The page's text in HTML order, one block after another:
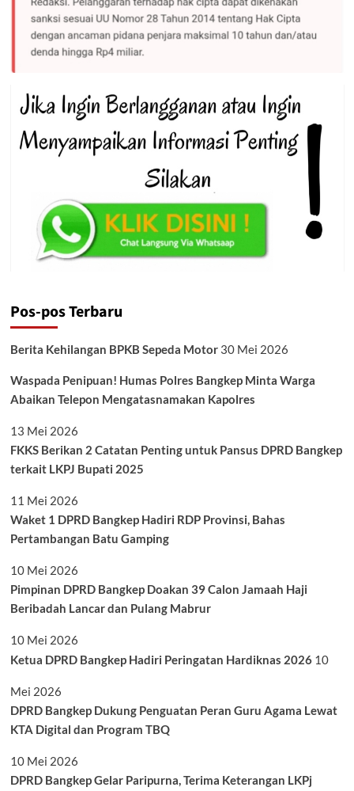
Berkas
Kasus
ke
Tahap
Pos-pos Terbaru
Berita Kehilangan BPKB Sepeda Motor 30 Mei 2026
Waspada Penipuan! Humas Polres Bangkep Minta Warga
Abaikan Telepon Mengatasnamakan Kapolres
13 Mei 2026
FKKS Berikan 2 Catatan Penting untuk Pansus DPRD Bangkep
terkait LKPJ Bupati 2025
11 Mei 2026
Waket 1 DPRD Bangkep Hadiri RDP Provinsi, Bahas
Pertambangan Batu Gamping
10 Mei 2026
Pimpinan DPRD Bangkep Doakan 39 Calon Jamaah Haji
Beribadah Lancar dan Pulang Mabrur
10 Mei 2026
Ketua DPRD Bangkep Hadiri Peringatan Hardiknas 2026 10
Mei 2026
DPRD Bangkep Dukung Penguatan Peran Guru Agama Lewat
KTA Digital dan Program TBQ
10 Mei 2026
DPRD Bangkep Gelar Paripurna, Terima Keterangan LKPj